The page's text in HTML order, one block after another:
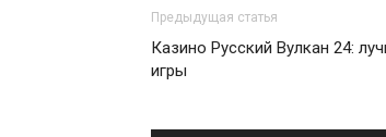
Предыдущая статья
Казино Русский Вулкан 24:
игры